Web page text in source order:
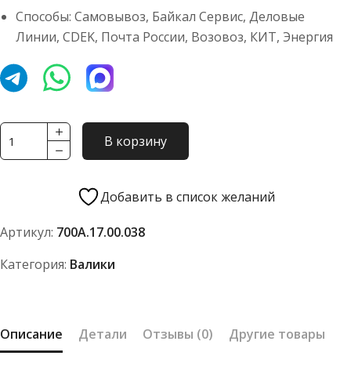
Способы: Самовывоз, Байкал Сервис, Деловые
Линии, CDEK, Почта России, Возовоз, КИТ, Энергия
Количество
товара
700А.17.00.038-
В корзину
Добавить в список желаний
Артикул: 700А.17.00.038
Категория: Валики
Описание Детали Отзывы (0) Другие товары